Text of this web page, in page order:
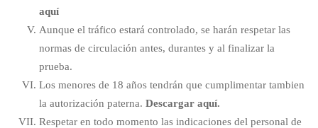
aquí
Aunque el tráfico estará controlado, se harán respetar las
normas de circulación antes, durantes y al finalizar la
prueba.
Los menores de 18 años tendrán que cumplimentar tambien
la autorización paterna. Descargar aquí.
Respetar en todo momento las indicaciones del personal de